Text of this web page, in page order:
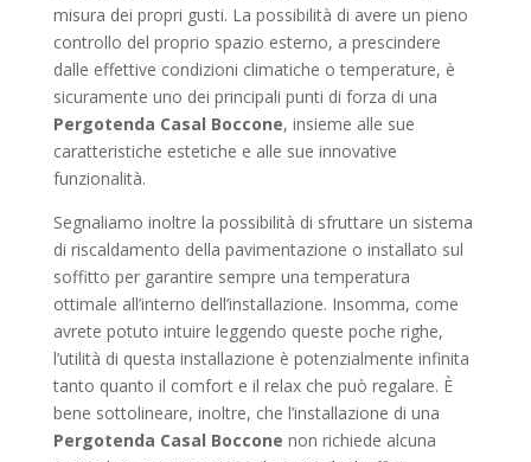
misura dei propri gusti. La possibilità di avere un pieno
controllo del proprio spazio esterno, a prescindere
dalle effettive condizioni climatiche o temperature, è
sicuramente uno dei principali punti di forza di una
Pergotenda Casal Boccone, insieme alle sue
caratteristiche estetiche e alle sue innovative
funzionalità.
Segnaliamo inoltre la possibilità di sfruttare un sistema
di riscaldamento della pavimentazione o installato sul
soffitto per garantire sempre una temperatura
ottimale all’interno dell’installazione. Insomma, come
avrete potuto intuire leggendo queste poche righe,
l’utilità di questa installazione è potenzialmente infinita
tanto quanto il comfort e il relax che può regalare. È
bene sottolineare, inoltre, che l’installazione di una
Pergotenda Casal Boccone non richiede alcuna